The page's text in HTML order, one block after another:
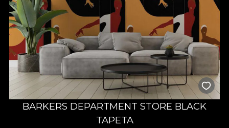
BARKERS DEPARTMENT STORE BLACK
TAPETA